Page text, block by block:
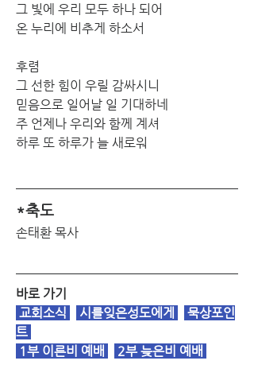
그 빛에 우리 모두 하나 되어
온 누리에 비추게 하소서
후렴
그 선한 힘이 우릴 감싸시니
믿음으로 일어날 일 기대하네
주 언제나 우리와 함께 계셔
하루 또 하루가 늘 새로워
*축도
손태환 목사
바로 가기
교회소식
시를잊은성도에게
묵상포인
트
1부 이른비 예배
2부 늦은비 예배